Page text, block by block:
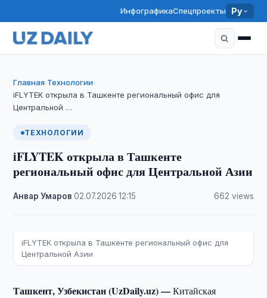
ИнфографикаСпецпроекты Ру
Главная›Технологии›
iFLYTEK открыла в Ташкенте региональный офис для
Центральной …
ТЕХНОЛОГИИ
iFLYTEK открыла в Ташкенте
региональный офис для Центральной Азии
Анвар Умаров ·02.07.2026 ·12:15 662 views
iFLYTEK открыла в Ташкенте региональный офис для
Центральной Азии
Ташкент, Узбекистан (UzDaily.uz) —Китайская